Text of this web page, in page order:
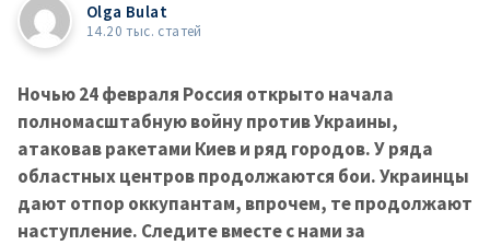
Olga Bulat
14.20 тыс. статей
Ночью 24 февраля Россия открыто начала
полномасштабную войну против Украины,
атаковав ракетами Киев и ряд городов. У ряда
областных центров продолжаются бои. Украинцы
дают отпор оккупантам, впрочем, те продолжают
наступление. Следите вместе с нами за